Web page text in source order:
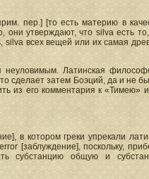
пер.] [то есть материю в
они утверждают, что silva есть
silva всех вещей или их самая
Латинская
сделает затем Боэций, да и не
из его комментария к «Тимею»
в котором греки упрекали
[заблуждение], поскольку,
субстанцию общую и